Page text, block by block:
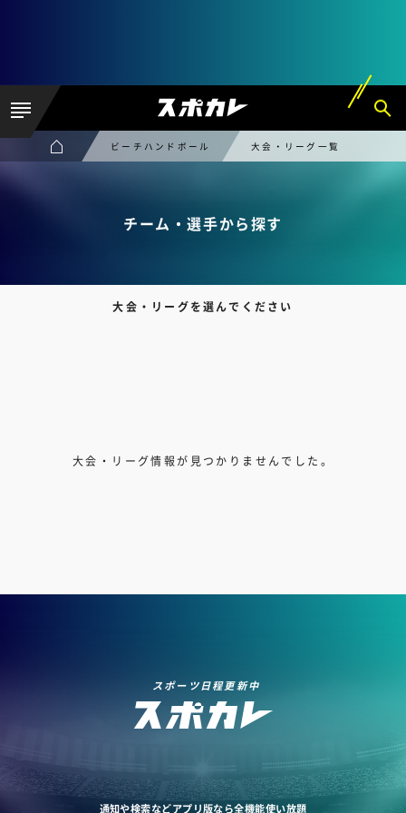
ビーチハンドボール 大会・リーグ一覧
チーム・選手から探す
大会・リーグを選んでください
大会・リーグ情報が見つかりませんでした。
スポーツ日程更新中
通知や検索などアプリ版なら全機能使い放題